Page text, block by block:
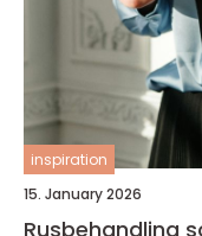
inspiration
15. January 2026
Rusbehandling